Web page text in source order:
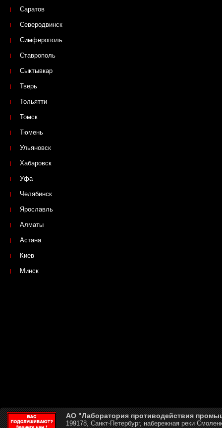
Саратов
Северодвинск
Симферополь
Ставрополь
Сыктывкар
Тверь
Тольятти
Томск
Тюмень
Ульяновск
Хабаровск
Уфа
Челябинск
Ярославль
Алматы
Астана
Киев
Минск
АО "Лаборатория противодействия
199178, Санкт-Петербург, набережная реки